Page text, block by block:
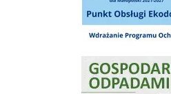
Gospodarka odpadami na